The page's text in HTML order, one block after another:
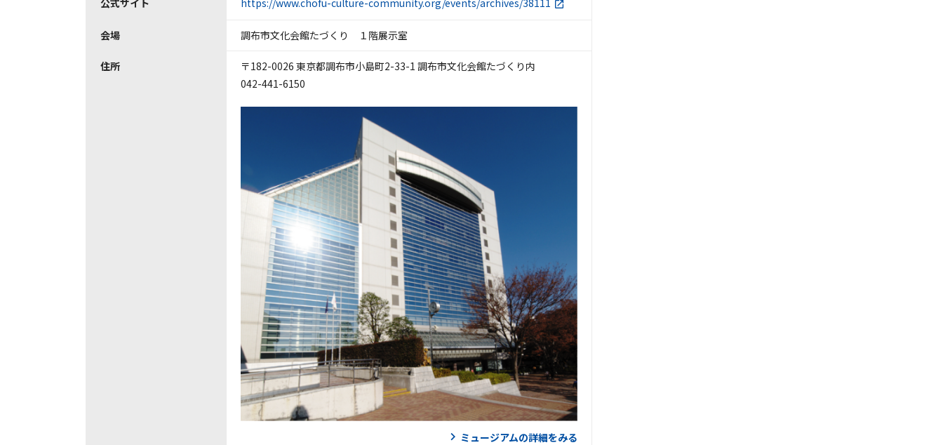
公式サイト https://www.chofu-culture-community.org/events/archives/38111
会場 調布市文化会館たづくり １階展示室
住所
〒182-0026 東京都調布市小島町2-33-1 調布市文化会館たづくり内
042-441-6150
ミュージアムの詳細をみる